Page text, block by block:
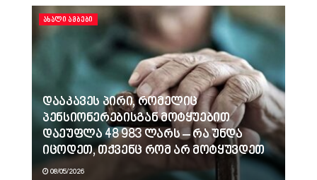
ᲐᲮᲐᲚᲘ ᲐᲛᲑᲔᲑᲘ
დააკავეს პირი, რომელიც
პენსიონერებისგან მოტყუებით
დაეუფლა 48 983 ლარს – რა უნდა
იცოდეთ, თქვენც რომ არ მოტყუვდეთ
08/05/2026